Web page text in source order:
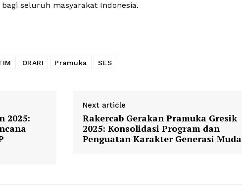
seluruh masyarakat Indonesia.
ORARI Pramuka SES
2025:
Next article
Rakercab Gerakan Pramuka Gresik
2025: Konsolidasi Program dan
Penguatan Karakter Generasi Muda